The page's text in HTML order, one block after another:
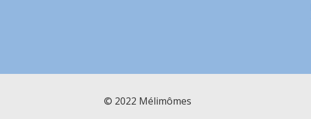
© 2022 Mélimômes